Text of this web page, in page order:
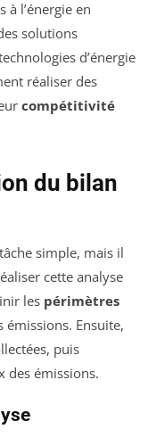
à l’énergie en
solutions
d’énergie
réaliser des
compétitivité
du bilan
simple, mais il
cette analyse
les périmètres
émissions. Ensuite,
puis
des émissions.